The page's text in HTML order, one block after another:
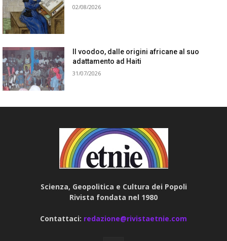
02/08/2026
Il voodoo, dalle origini africane al suo
adattamento ad Haiti
31/07/2026
Scienza, Geopolitica e Cultura dei Popoli
Rivista fondata nel 1980
Contattaci: redazione@rivistaetnie.com